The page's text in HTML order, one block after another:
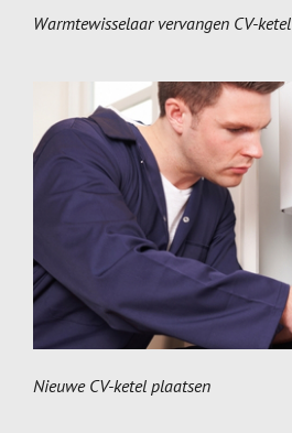
Warmtewisselaar vervangen CV-ketel
Nieuwe CV-ketel plaatsen